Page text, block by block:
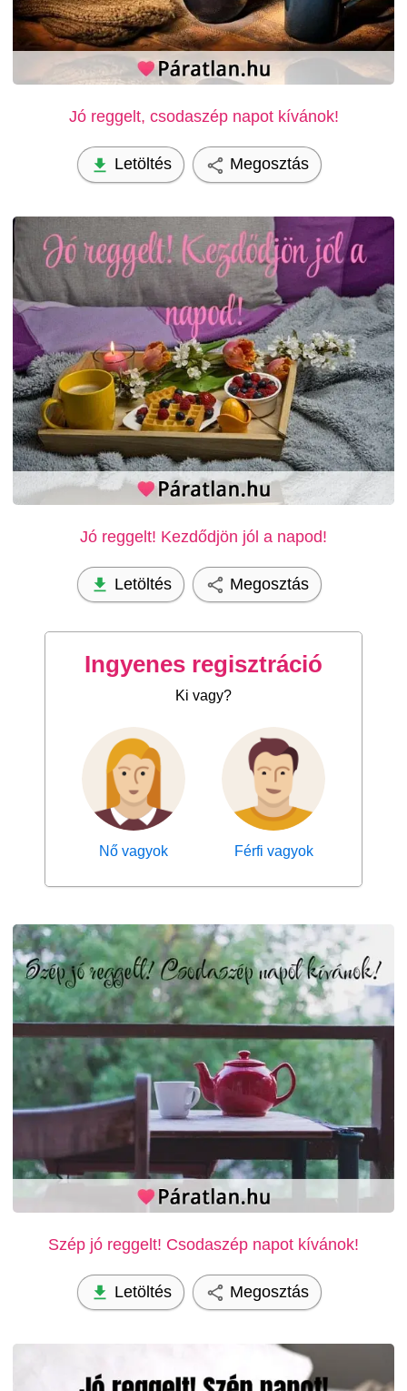
Jó reggelt, csodaszép napot kívánok!
Letöltés Megosztás
Jó reggelt! Kezdődjön jól a napod!
Letöltés Megosztás
Ingyenes regisztráció
Ki vagy?
Nő vagyok Férfi vagyok
Szép jó reggelt! Csodaszép napot kívánok!
Letöltés Megosztás